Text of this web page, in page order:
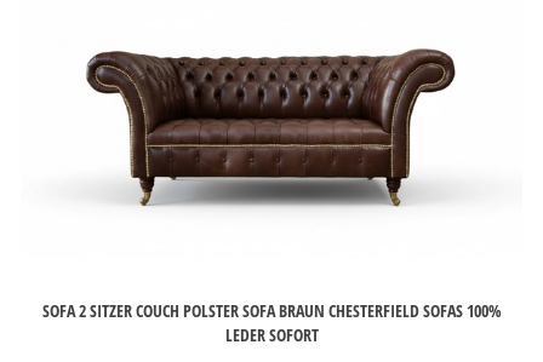
SOFA 2 SITZER COUCH POLSTER SOFA BRAUN CHESTERFIELD SOFAS 100%
LEDER SOFORT